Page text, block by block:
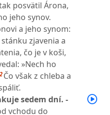
posvätil Árona,
jeho synov.
a jeho synom:
zjavenia a
čo je v koši,
»Nech ho
Čo však z chleba a
sedem dní. -
vchodu do